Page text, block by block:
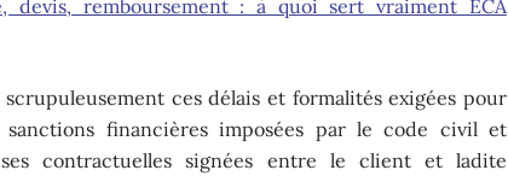
devis, remboursement : à quoi sert vraiment ECA
ces délais et formalités exigées pour
financières imposées par le code civil et
contractuelles signées entre le client et ladite